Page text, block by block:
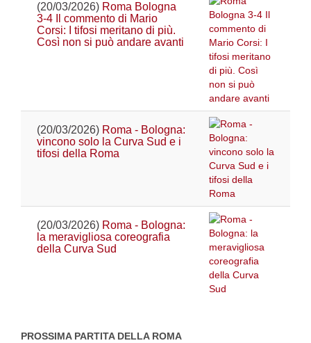
(20/03/2026) Roma Bologna
3-4 Il commento di Mario
Corsi: I tifosi meritano di più.
Così non si può andare avanti
(20/03/2026) Roma - Bologna:
vincono solo la Curva Sud e i
tifosi della Roma
(20/03/2026) Roma - Bologna:
la meravigliosa coreografia
della Curva Sud
PROSSIMA PARTITA DELLA ROMA